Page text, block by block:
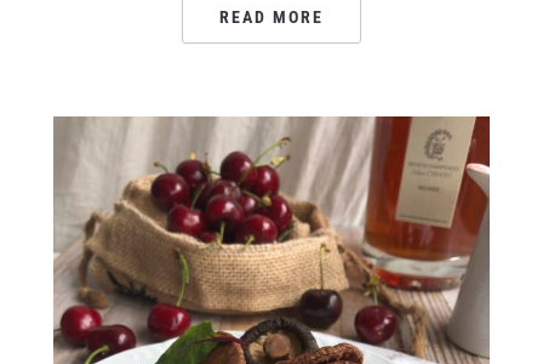
READ MORE